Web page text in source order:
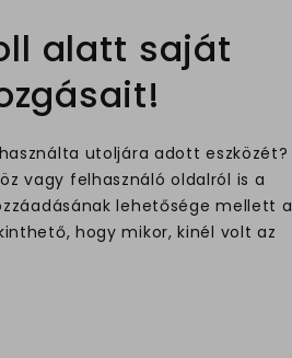
alatt saját
utoljára adott eszközét?
vagy felhasználó oldalról is a
lehetősége mellett a
hogy mikor, kinél volt az